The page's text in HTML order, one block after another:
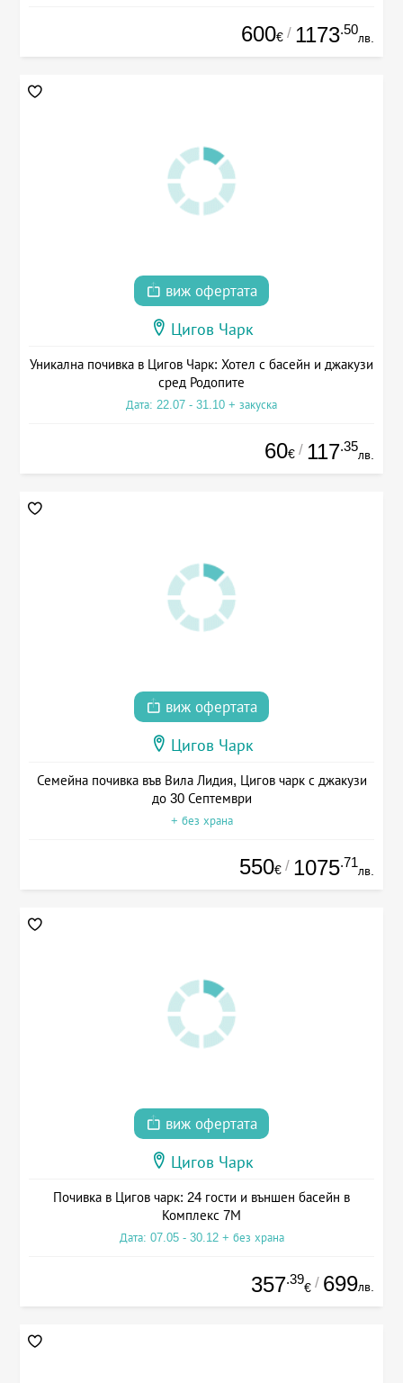
600€ / 1173.50
лв.
виж офертата
Цигов Чарк
Уникална почивка в Цигов Чарк: Хотел с басейн и джакузи
сред Родопите
Дата: 22.07 - 31.10 + закуска
60€ / 117.35
лв.
виж офертата
Цигов Чарк
Семейна почивка във Вила Лидия, Цигов чарк с джакузи
до 30 Септември
+ без храна
550€ / 1075.71
лв.
виж офертата
Цигов Чарк
Почивка в Цигов чарк: 24 гости и външен басейн в
Комплекс 7М
Дата: 07.05 - 30.12 + без храна
357.39
€ / 699лв.